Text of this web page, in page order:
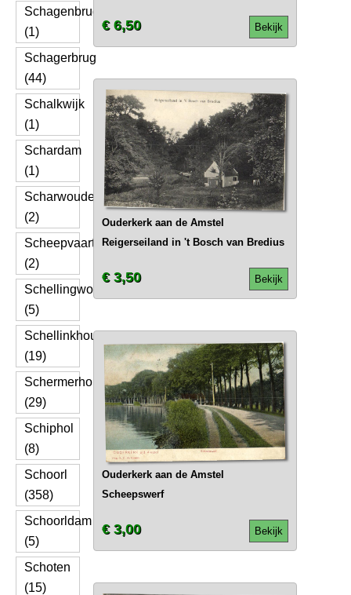
Schagenbrug
(1)
Schagerbrug
(44)
Schalkwijk
(1)
Schardam
(1)
Scharwoude
(2)
Scheepvaart
(2)
Schellingwoude
(5)
Schellinkhout
(19)
Schermerhorn
(29)
Schiphol
(8)
Schoorl
(358)
Schoorldam
(5)
Schoten
(15)
Bekijk
€ 6,50
Ouderkerk aan de Amstel
Reigerseiland in 't Bosch van Bredius
Bekijk
€ 3,50
Ouderkerk aan de Amstel
Scheepswerf
Bekijk
€ 3,00